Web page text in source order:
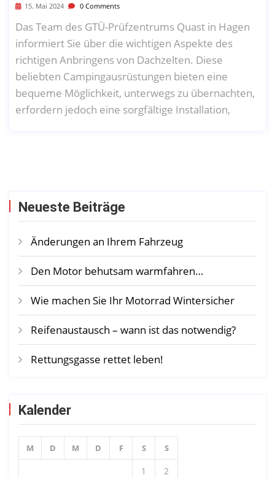
15. Mai 2024 0 Comments
Das Team des GTÜ-Prüfzentrums Quast in Hagen
informiert Sie über die wichtigen Aspekte des
richtigen Anbringens von Dachzelten. Diese
beliebten Campingausrüstungen bieten eine
bequeme Möglichkeit, unterwegs zu übernachten,
erfordern jedoch eine sorgfältige Installation,
Neueste Beiträge
Änderungen an Ihrem Fahrzeug
Den Motor behutsam warmfahren…
Wie machen Sie Ihr Motorrad Wintersicher
Reifenaustausch – wann ist das notwendig?
Rettungsgasse rettet leben!
Kalender
M D M D F S S
1 2